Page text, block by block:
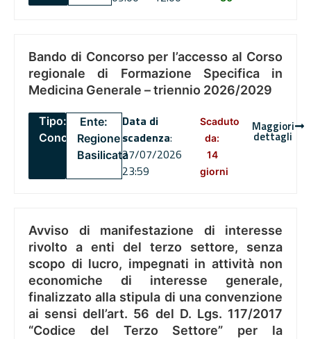
Bando di Concorso per l’accesso al Corso
regionale di Formazione Specifica in
Medicina Generale – triennio 2026/2029
Tipo:
Concorsi
Ente:
Regione
Basilicata
Data di
scadenza:
27/07/2026
23:59
Scaduto
da:
14
giorni
Maggiori
dettagli
Avviso di manifestazione di interesse
rivolto a enti del terzo settore, senza
scopo di lucro, impegnati in attività non
economiche di interesse generale,
finalizzato alla stipula di una convenzione
ai sensi dell’art. 56 del D. Lgs. 117/2017
“Codice del Terzo Settore” per la